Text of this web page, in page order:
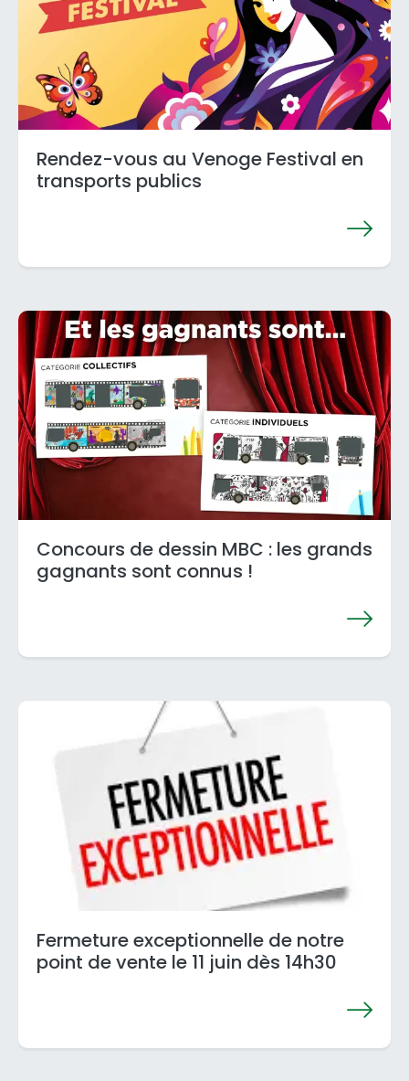
Rendez-vous au Venoge Festival en
transports publics
Concours de dessin MBC : les grands
gagnants sont connus !
Fermeture exceptionnelle de notre
point de vente le 11 juin dès 14h30